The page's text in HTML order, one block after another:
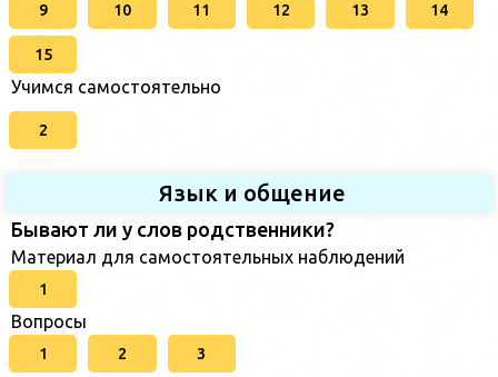
9 10 11 12 13 14
15
Учимся самостоятельно
2
Язык и общение
Бывают ли у слов родственники?
Материал для самостоятельных наблюдений
1
Вопросы
1 2 3